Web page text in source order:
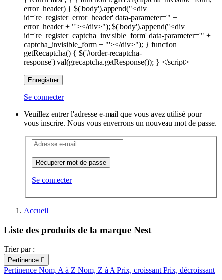
error_header) { $('body').append("<div
id='re_register_error_header' data-parameter='" +
error_header + "'></div>"); $('body').append("<div
id='re_register_captcha_invisible_form' data-parameter='" +
captcha_invisible_form + "'></div>"); } function
getRecaptcha() { $('#order-recaptcha-
response').val(grecaptcha.getResponse()); } </script>
Enregistrer
Se connecter
Veuillez entrer l'adresse e-mail que vous avez utilisé pour
vous inscrire. Nous vous enverrons un nouveau mot de passe.
Récupérer mot de passe
Se connecter
Accueil
Liste des produits de la marque Nest
Trier par :
Pertinence 
Pertinence Nom, A à Z Nom, Z à A Prix, croissant Prix, décroissant